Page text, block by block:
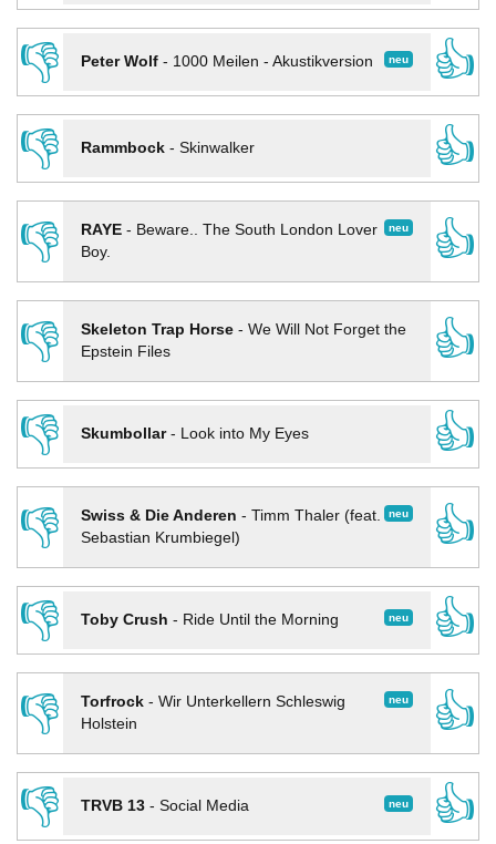
👎
neu
Peter Wolf- 1000 Meilen - Akustikversion
👍
👎
Rammbock- Skinwalker
👍
👎
neu
RAYE- Beware.. The South London Lover
Boy.
👍
👎 Skeleton Trap Horse- We Will Not Forget the
Epstein Files
👍
👎
Skumbollar- Look into My Eyes
👍
👎
neu
Swiss & Die Anderen - Timm Thaler (feat.
Sebastian Krumbiegel)
👍
👎
neu
Toby Crush - Ride Until the Morning
👍
👎
neu
Torfrock- Wir Unterkellern Schleswig
Holstein
👍
👎
neu
TRVB 13- Social Media
👍